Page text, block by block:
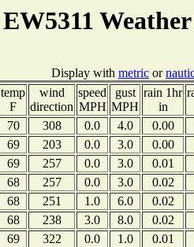
EW5311
Display with metric or
temp
F
wind
direction
speed
MPH
gust
MPH
rain 1hr
in
70 308 0.0 4.0 0.00
69 203 0.0 3.0 0.00
69 257 0.0 3.0 0.01
68 257 0.0 3.0 0.02
68 251 1.0 6.0 0.02
68 238 3.0 8.0 0.02
69 322 0.0 1.0 0.01